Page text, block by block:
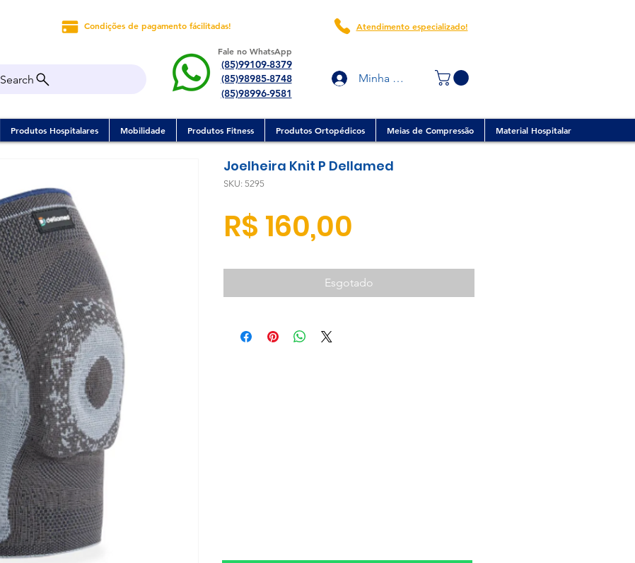
Condições de pagamento fácilitadas! Atendimento especializado!
Search Minha conta
Fale no WhatsApp
(85)99109-8379
(85)98985-8748
(85)98996-9581
Produtos Hospitalares Mobilidade Produtos Fitness Produtos Ortopédicos Meias de Compressão Material Hospitalar
Joelheira Knit P Dellamed
SKU: 5295
R$ 160,00
Esgotado